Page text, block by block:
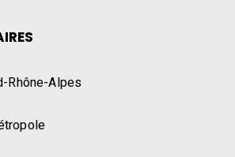
Rhône-Alpes